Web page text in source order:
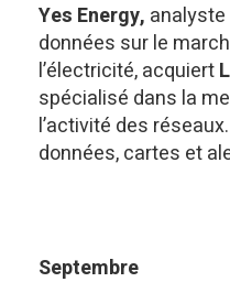
Yes Energy,
données sur le
l’électricité, acquiert
spécialisé dans la
l’activité des
données, cartes et
Septembre